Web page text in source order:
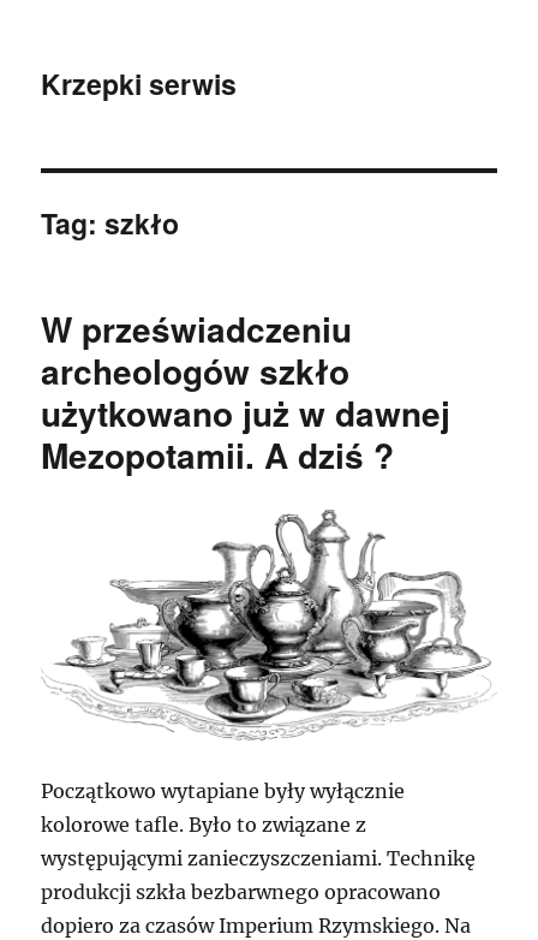
Krzepki serwis
Tag:szkło
W przeświadczeniu
archeologów szkło
użytkowano już w dawnej
Mezopotamii. A dziś ?
Początkowo wytapiane były wyłącznie
kolorowe tafle. Było to związane z
występującymi zanieczyszczeniami. Technikę
produkcji szkła bezbarwnego opracowano
dopiero za czasów Imperium Rzymskiego. Na